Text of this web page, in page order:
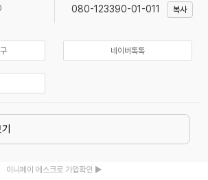
080-123390-01-011
복사
네이버톡톡
이니페이 에스크로 가입확인 ▶